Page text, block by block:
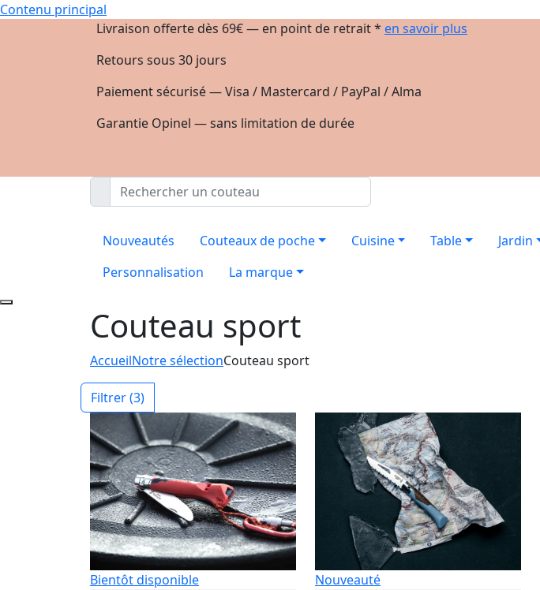
Contenu principal
Livraison offerte dès 69€ — en point de retrait * en savoir plus
Retours sous 30 jours
Paiement sécurisé — Visa / Mastercard / PayPal / Alma
Garantie Opinel — sans limitation de durée
Nouveautés Couteaux de poche Cuisine Table Jardin
Personnalisation
La marque
Couteau sport
AccueilNotre sélectionCouteau sport
Filtrer(3)
Bientôt disponible Nouveauté